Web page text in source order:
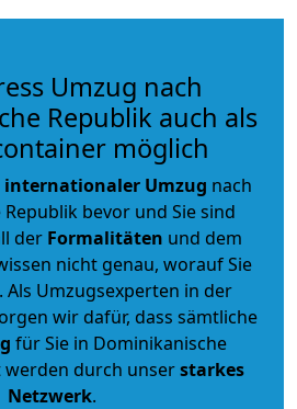
Umzug nach
Republik auch als
möglich
internationaler Umzug nach
bevor und Sie sind
der Formalitäten und dem
nicht genau, worauf Sie
Als Umzugsexperten in der
wir dafür, dass sämtliche
für Sie in Dominikanische
werden durch unserstarkes
Netzwerk.